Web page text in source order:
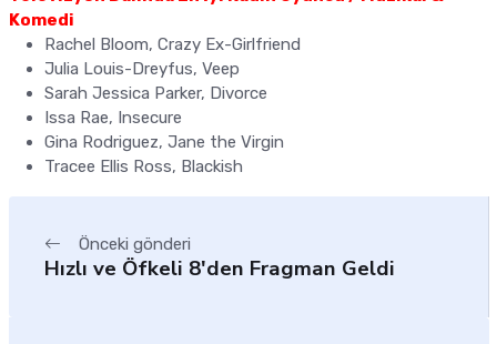
Komedi
Rachel Bloom, Crazy Ex-Girlfriend
Julia Louis-Dreyfus, Veep
Sarah Jessica Parker, Divorce
Issa Rae, Insecure
Gina Rodriguez, Jane the Virgin
Tracee Ellis Ross, Blackish
Önceki gönderi
Hızlı ve Öfkeli 8'den Fragman Geldi